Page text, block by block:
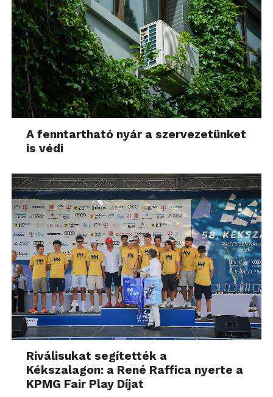
A fenntartható nyár a szervezetünket
is védi
Riválisukat segítették a
Kékszalagon: a René Raffica nyerte a
KPMG Fair Play Díjat